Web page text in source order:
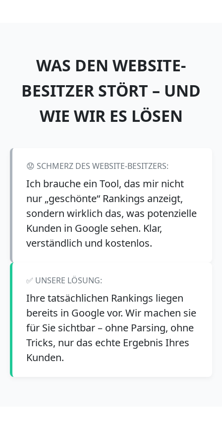
WAS DEN WEBSITE-
BESITZER STÖRT – UND
WIE WIR ES LÖSEN
😟 SCHMERZ DES WEBSITE-BESITZERS:
Ich brauche ein Tool, das mir nicht
nur „geschönte“ Rankings anzeigt,
sondern wirklich das, was potenzielle
Kunden in Google sehen. Klar,
verständlich und kostenlos.
✅ UNSERE LÖSUNG:
Ihre tatsächlichen Rankings liegen
bereits in Google vor. Wir machen sie
für Sie sichtbar – ohne Parsing, ohne
Tricks, nur das echte Ergebnis Ihres
Kunden.